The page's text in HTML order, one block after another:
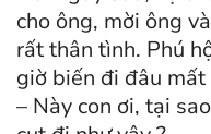
cho ông, mời ông
rất thân tình. Phú
giờ biến đi đâu
– Này con ơi, tại